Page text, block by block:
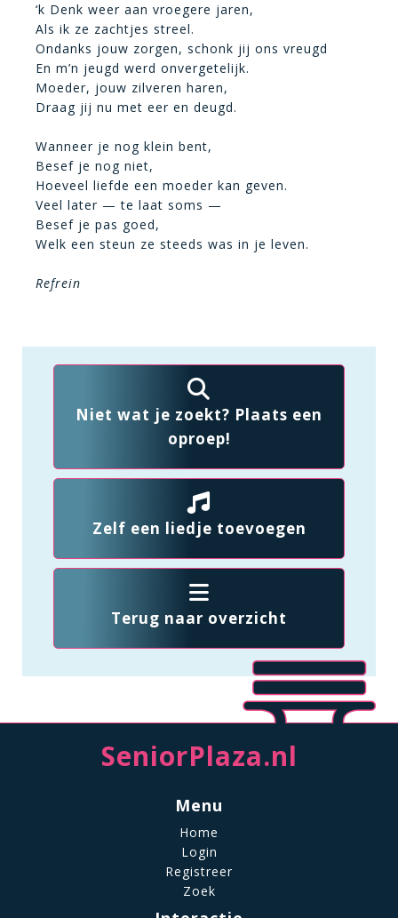
‘k Denk weer aan vroegere jaren,
Als ik ze zachtjes streel.
Ondanks jouw zorgen, schonk jij ons vreugd
En m’n jeugd werd onvergetelijk.
Moeder, jouw zilveren haren,
Draag jij nu met eer en deugd.
Wanneer je nog klein bent,
Besef je nog niet,
Hoeveel liefde een moeder kan geven.
Veel later — te laat soms —
Besef je pas goed,
Welk een steun ze steeds was in je leven.
Refrein
Niet wat je zoekt? Plaats een
oproep!
Zelf een liedje toevoegen
Terug naar overzicht
SeniorPlaza.nl
Menu
Home
Login
Registreer
Zoek